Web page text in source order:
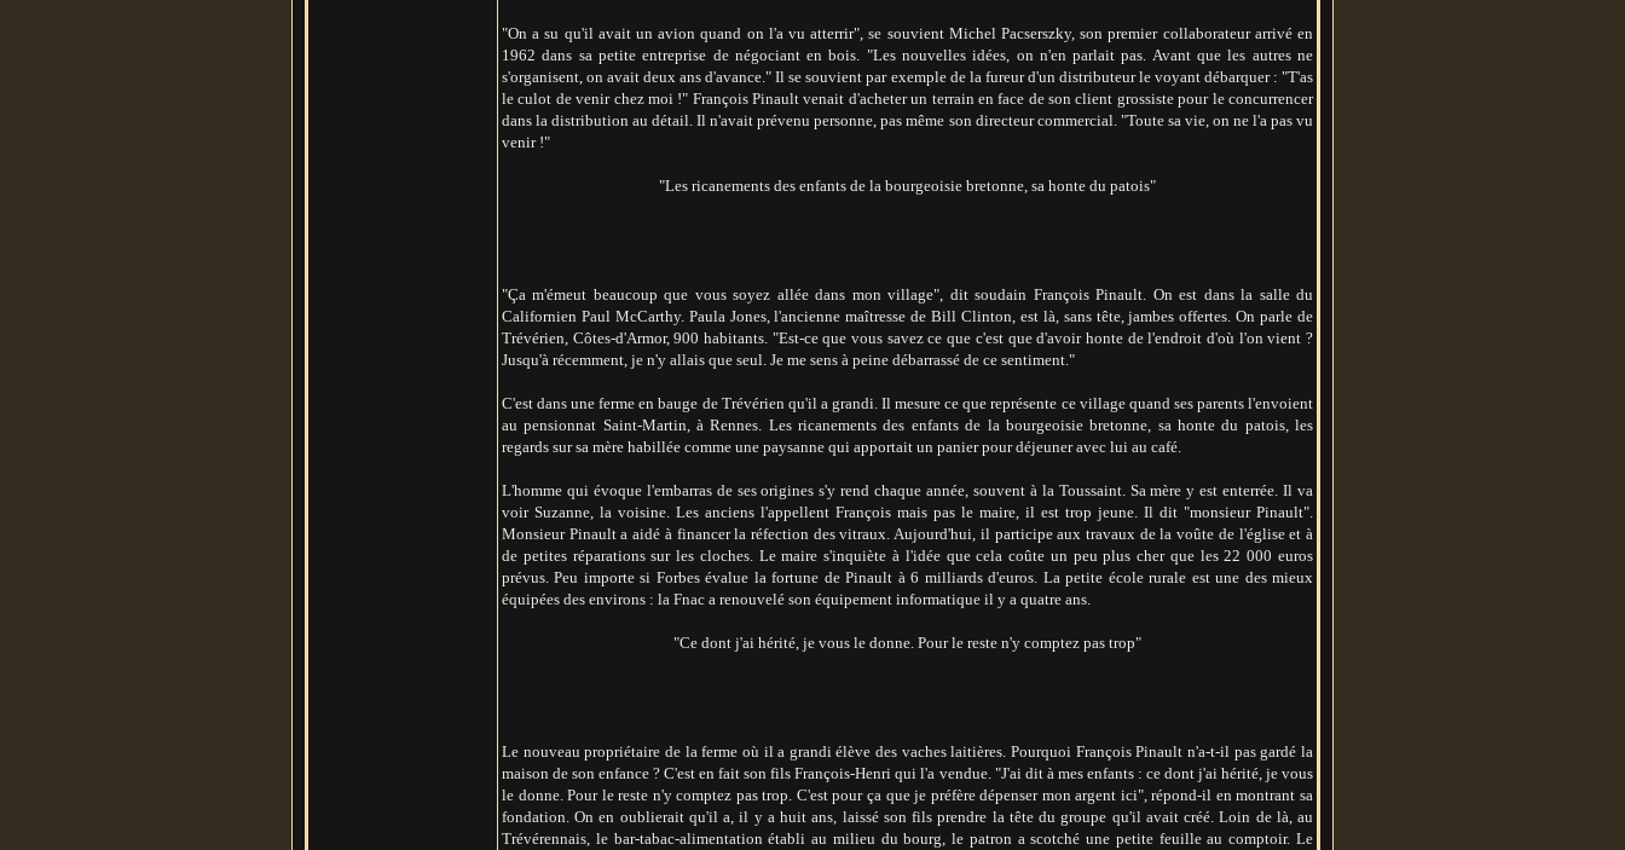
"On a su qu'il avait un avion quand on l'a vu atterrir", se souvient Michel Pacserszky, son premier collaborateur arrivé en
1962 dans sa petite entreprise de négociant en bois. "Les nouvelles idées, on n'en parlait pas. Avant que les autres ne
s'organisent, on avait deux ans d'avance." Il se souvient par exemple de la fureur d'un distributeur le voyant débarquer : "T'as
le culot de venir chez moi !" François Pinault venait d'acheter un terrain en face de son client grossiste pour le concurrencer
dans la distribution au détail. Il n'avait prévenu personne, pas même son directeur commercial. "Toute sa vie, on ne l'a pas vu
venir !"
"Les ricanements des enfants de la bourgeoisie bretonne, sa honte du patois"
"Ça m'émeut beaucoup que vous soyez allée dans mon village", dit soudain François Pinault. On est dans la salle du
Californien Paul McCarthy. Paula Jones, l'ancienne maîtresse de Bill Clinton, est là, sans tête, jambes offertes. On parle de
Trévérien, Côtes-d'Armor, 900 habitants. "Est-ce que vous savez ce que c'est que d'avoir honte de l'endroit d'où l'on vient ?
Jusqu'à récemment, je n'y allais que seul. Je me sens à peine débarrassé de ce sentiment."
C'est dans une ferme en bauge de Trévérien qu'il a grandi. Il mesure ce que représente ce village quand ses parents l'envoient
au pensionnat Saint-Martin, à Rennes. Les ricanements des enfants de la bourgeoisie bretonne, sa honte du patois, les
regards sur sa mère habillée comme une paysanne qui apportait un panier pour déjeuner avec lui au café.
L'homme qui évoque l'embarras de ses origines s'y rend chaque année, souvent à la Toussaint. Sa mère y est enterrée. Il va
voir Suzanne, la voisine. Les anciens l'appellent François mais pas le maire, il est trop jeune. Il dit "monsieur Pinault".
Monsieur Pinault a aidé à financer la réfection des vitraux. Aujourd'hui, il participe aux travaux de la voûte de l'église et à
de petites réparations sur les cloches. Le maire s'inquiète à l'idée que cela coûte un peu plus cher que les 22 000 euros
prévus. Peu importe si Forbes évalue la fortune de Pinault à 6 milliards d'euros. La petite école rurale est une des mieux
équipées des environs : la Fnac a renouvelé son équipement informatique il y a quatre ans.
"Ce dont j'ai hérité, je vous le donne. Pour le reste n'y comptez pas trop"
Le nouveau propriétaire de la ferme où il a grandi élève des vaches laitières. Pourquoi François Pinault n'a-t-il pas gardé la
maison de son enfance ? C'est en fait son fils François-Henri qui l'a vendue. "J'ai dit à mes enfants : ce dont j'ai hérité, je vous
le donne. Pour le reste n'y comptez pas trop. C'est pour ça que je préfère dépenser mon argent ici", répond-il en montrant sa
fondation. On en oublierait qu'il a, il y a huit ans, laissé son fils prendre la tête du groupe qu'il avait créé. Loin de là, au
Trévérennais, le bar-tabac-alimentation établi au milieu du bourg, le patron a scotché une petite feuille au comptoir. Le